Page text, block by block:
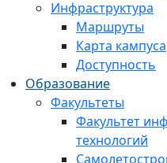
Инфраструктура
Маршруты
Карта кампуса
Доступность
Образование
Факультеты
Факультет
технологий